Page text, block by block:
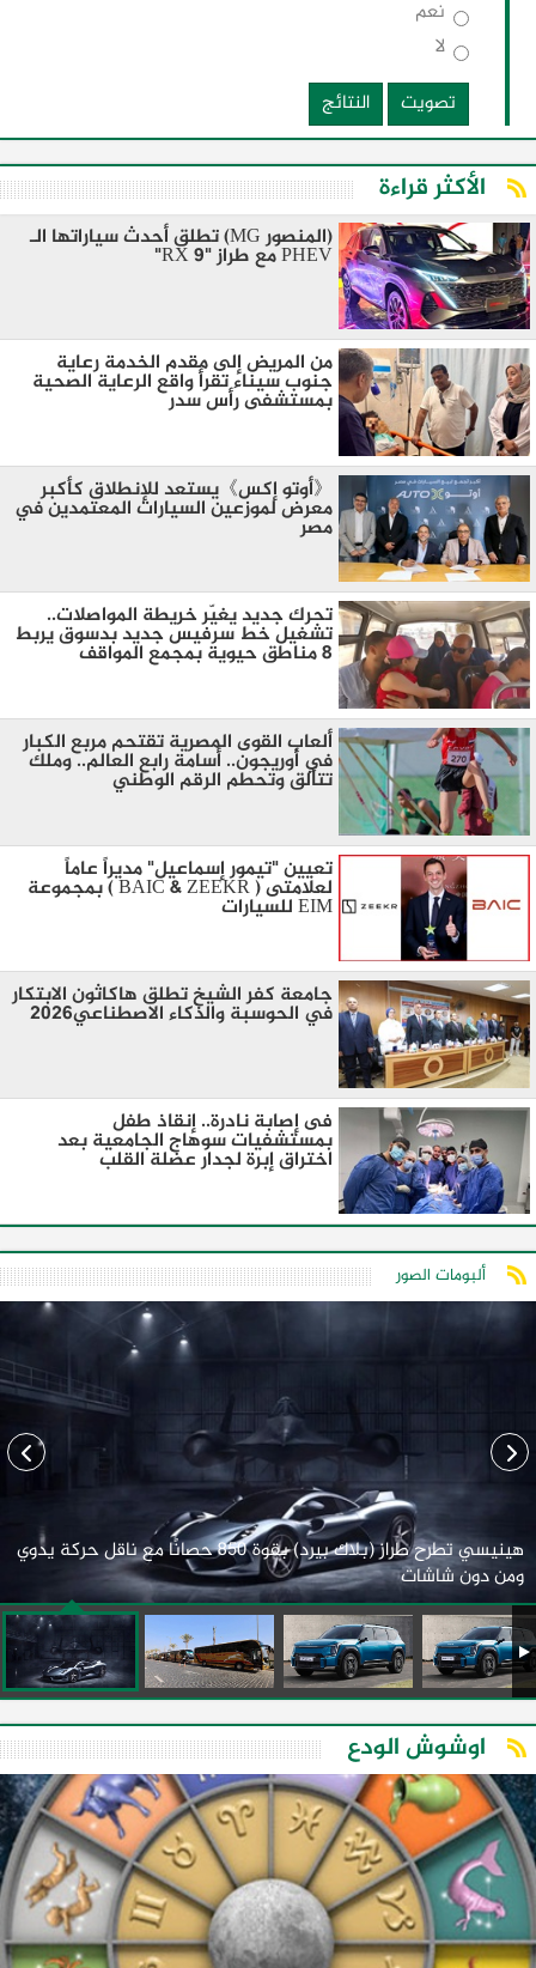
نعم
لا
تصويت
النتائج
الأكثر قراءة
(المنصور MG) تطلق أحدث سياراتها الـ
PHEV مع طراز "RX 9"
من المريض إلى مقدم الخدمة رعاية
جنوب سيناء تقرأ واقع الرعاية الصحية
بمستشفى رأس سدر
《أوتو إكس》يستعد للإنطلاق كأكبر
معرض لموزعين السيارات المعتمدين في
مصر
تحرك جديد يغيّر خريطة المواصلات..
تشغيل خط سرفيس جديد بدسوق يربط
8 مناطق حيوية بمجمع المواقف
ألعاب القوى المصرية تقتحم مربع الكبار
في أوريجون.. أسامة رابع العالم.. وملك
تتألق وتحطم الرقم الوطني
تعيين "تيمور إسماعيل" مديراً عاماً
لعلامتى ( BAIC & ZEEKR ) بمجموعة
EIM للسيارات
جامعة كفر الشيخ تطلق هاكاثون الابتكار
في الحوسبة والذكاء الاصطناعي2026
فى إصابة نادرة.. إنقاذ طفل
بمستشفيات سوهاج الجامعية بعد
اختراق إبرة لجدار عضلة القلب
ألبومات الصور
هينيسي تطرح طراز (بلاك بيرد) بقوة 850 حصانًا مع ناقل حركة يدوي
ومن دون شاشات
اوشوش الودع